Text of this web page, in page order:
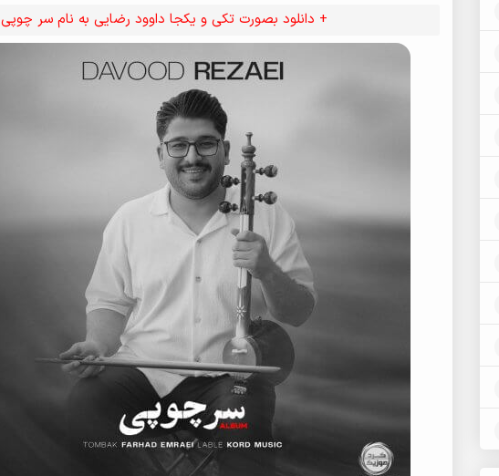
+ دانلود بصورت تکی و یکجا داوود رضایی به نام سر چوپی